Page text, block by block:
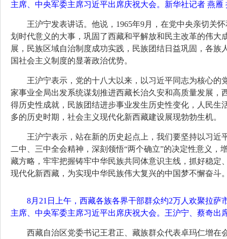
主席、中央军委主席习近平出席庆祝大会。新华社记者 燕雁
王沪宁发表讲话。他说，1965年9月，在党中央亲切关
划时代意义的大事，巩固了西藏和平解放和民主改革的伟
展，民族区域自治制度成功实践，民族团结日益巩固，各
国社会主义制度的显著政治优势。
王沪宁表示，党的十八大以来，以习近平同志为核心
家事业全局出发系统谋划推进西藏长治久安和高质量发展
得历史性成就，民族团结进步事业发生历史性变化，人民
多的历史时期，社会主义现代化新西藏建设展现勃勃生机。
王沪宁表示，站在新的历史起点上，我们要坚持以习
二中、三中全会精神，深刻领悟“两个确立”的决定性意义，
藏方略，牢牢把握铸牢中华民族共同体意识主线，抓好稳
现代化新西藏，为实现中华民族伟大复兴的中国梦不懈奋斗
8月21日上午，西藏各族各界干部群众约2万人欢聚拉
主席、中央军委主席习近平出席庆祝大会。王沪宁、蔡奇出
西藏自治区党委书记王君正、藏族群众代表卓玛仁增在